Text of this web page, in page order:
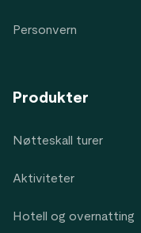
Personvern
Produkter
Nøtteskall turer
Aktiviteter
Hotell og overnatting